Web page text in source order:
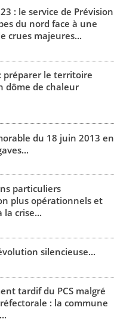
: le service de Prévision
du nord face à une
crues majeures...
préparer le territoire
dôme de chaleur
du 18 juin 2013 en
particuliers
plus opérationnels et
la crise...
silencieuse...
tardif du PCS malgré
: la commune